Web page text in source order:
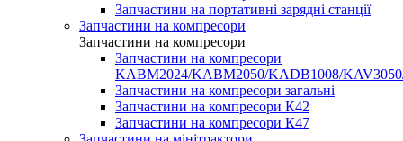
Запчастини на портативні зарядні станції
Запчастини на компресори
Запчастини на компресори
Запчастини на компресори
KABM2024/KABM2050/KADB1008/
Запчастини на компресори загальні
Запчастини на компресори К42
Запчастини на компресори К47